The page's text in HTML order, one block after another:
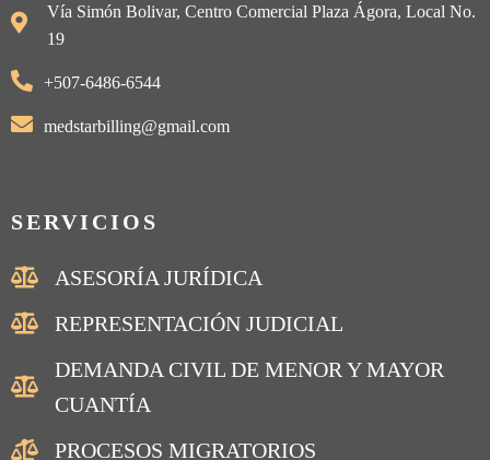
Vía Simón Bolivar, Centro Comercial Plaza Ágora, Local No.
19
+507-6486-6544
medstarbilling@gmail.com
SERVICIOS
ASESORÍA JURÍDICA
REPRESENTACIÓN JUDICIAL
DEMANDA CIVIL DE MENOR Y MAYOR
CUANTÍA
PROCESOS MIGRATORIOS